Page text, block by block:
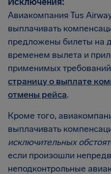
Авиакомпания Tus
выплачивать
предложены билеты на
временем вылета и
применимых
страницу о выплате
отмены рейса.
Кроме того,
выплачивать
исключительных
если произошли
неподконтрольные